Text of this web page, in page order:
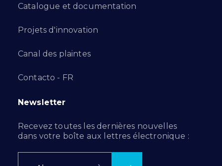
Catalogue et documentation
Projets d'innovation
Canal des plaintes
Contacto - FR
Newsletter
Recevez toutes les dernières nouvelles
dans votre boîte aux lettres électronique :